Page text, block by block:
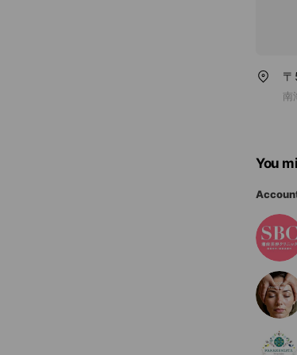
南
You